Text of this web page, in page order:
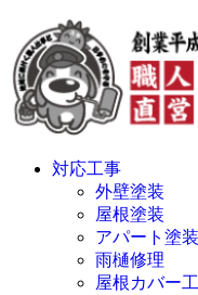
対応工事
外壁塗装
屋根塗装
アパート塗装
雨樋修理
屋根カバー